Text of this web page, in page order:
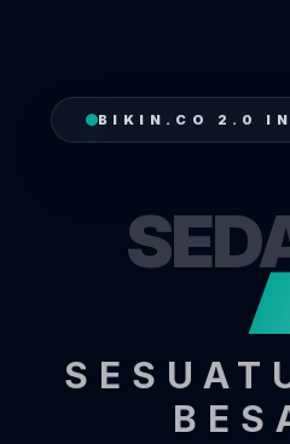
BIKIN.CO 2.0 IN